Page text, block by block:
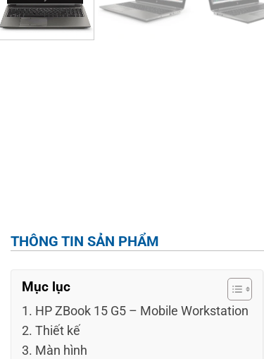
THÔNG TIN SẢN PHẨM
Mục lục
HP ZBook 15 G5 – Mobile Workstation
Thiết kế
Màn hình